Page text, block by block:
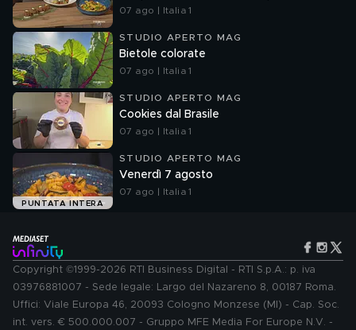
07 ago | Italia 1
STUDIO APERTO MAG
Bietole colorate
07 ago | Italia 1
STUDIO APERTO MAG
Cookies dal Brasile
07 ago | Italia 1
PUNTATA INTERA
STUDIO APERTO MAG
Venerdì 7 agosto
07 ago | Italia 1
Copyright ©1999-2026 RTI Business Digital - RTI S.p.A.: p. iva
03976881007 - Sede legale: Largo del Nazareno 8, 00187 Roma.
Uffici: Viale Europa 46, 20093 Cologno Monzese (MI) - Cap. Soc.
int. vers. € 500.000.007 - Gruppo MFE Media For Europe N.V. -